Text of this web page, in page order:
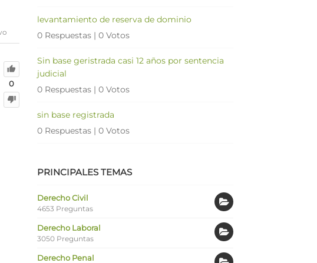
0
levantamiento de reserva de dominio
0 Respuestas | 0 Votos
Sin base geristrada casi 12 años por sentencia
judicial
0 Respuestas | 0 Votos
sin base registrada
0 Respuestas | 0 Votos
PRINCIPALES TEMAS
Derecho Civil
4653 Preguntas
Derecho Laboral
3050 Preguntas
Derecho Penal